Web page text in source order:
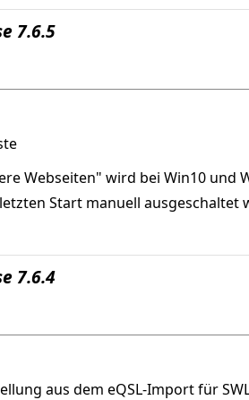
7.6.5
Webseiten" wird bei Win10
Start manuell
7.6.4
aus dem eQSL-Import für